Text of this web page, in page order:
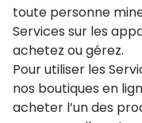
toute personne
Services sur les
achetez ou gérez.
Pour utiliser les
nos boutiques en
acheter l’un des